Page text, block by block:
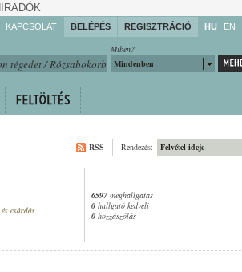
KAPCSOLAT BELÉPÉS REGISZTRÁCIÓ HU EN
Miben?
Mindenben
Felvétel ideje
Rendezés:
RSS
csárdás
6597 meghallgatás
0 hallgató kedveli
0 hozzászólás